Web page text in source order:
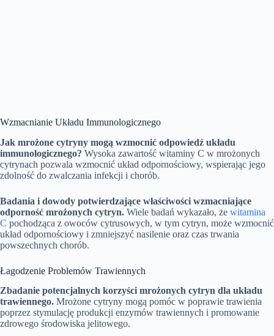
Wzmacnianie Układu Immunologicznego
Jak mrożone cytryny mogą wzmocnić odpowiedź układu
immunologicznego? Wysoka zawartość witaminy C w mrożonych
cytrynach pozwala wzmocnić układ odpornościowy, wspierając jego
zdolność do zwalczania infekcji i chorób.
Badania i dowody potwierdzające właściwości wzmacniające
odporność mrożonych cytryn. Wiele badań wykazało, że witamina
C pochodząca z owoców cytrusowych, w tym cytryn, może wzmocnić
układ odpornościowy i zmniejszyć nasilenie oraz czas trwania
powszechnych chorób.
Łagodzenie Problemów Trawiennych
Zbadanie potencjalnych korzyści mrożonych cytryn dla układu
trawiennego. Mrożone cytryny mogą pomóc w poprawie trawienia
poprzez stymulację produkcji enzymów trawiennych i promowanie
zdrowego środowiska jelitowego.